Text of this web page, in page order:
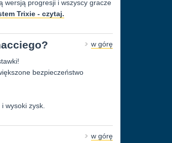
wersją progresji i wszyscy gracze
Trixie - czytaj.
w górę
bezpieczeństwo
wysoki zysk.
w górę